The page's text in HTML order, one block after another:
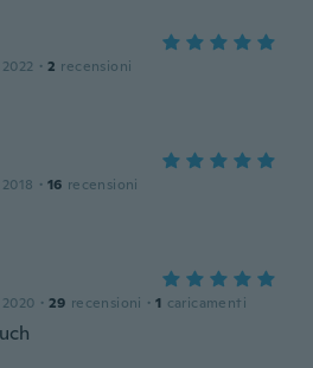
· 2 recensioni
· 16 recensioni
· 29 recensioni · 1 caricamenti